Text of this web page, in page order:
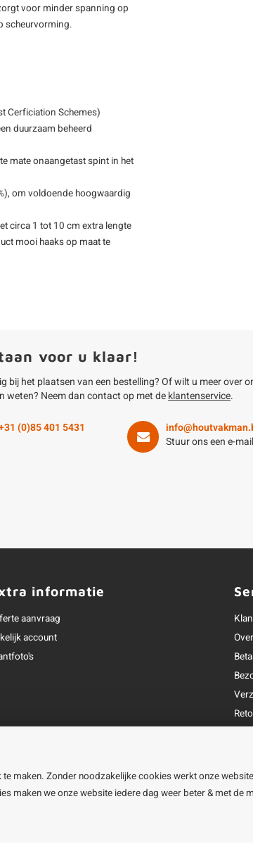
voor minder spanning op
scheurvorming.
Cerficiation Schemes)
duurzaam beheerd
mate onaangetast spint in het
om voldoende hoogwaardig
circa 1 tot 10 cm extra lengte
mooi haaks op maat te
voor u klaar!
bij het plaatsen van een bestelling? Of wilt u meer over
weten? Neem dan contact op met deklantenservice.
(0)85 401 5431
Stuur ons een e-mail
informatie
aanvraag
account
maken. Zonder noodzakelijke cookies werkt onze
maken we onze website iedere dag weer beter & met de